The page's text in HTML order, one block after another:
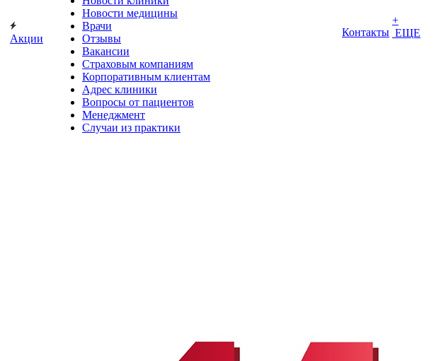
Акции
Новости медицины
Врачи
Отзывы
Вакансии
Страховым компаниям
Корпоративным клиентам
Адрес клиники
Вопросы от пациентов
Менеджмент
Случаи из практики
Контакты
+
ЕЩЕ